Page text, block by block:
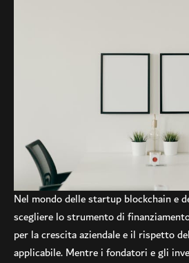
Nel mondo delle startup blockchain e
scegliere lo strumento di
per la crescita aziendale e il rispetto
applicabile. Mentre i fondatori e gli